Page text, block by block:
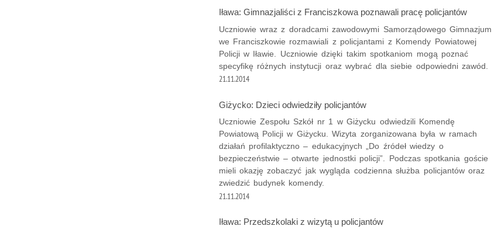
Iława: Gimnazjaliści z Franciszkowa poznawali pracę policjantów
Uczniowie wraz z doradcami zawodowymi Samorządowego Gimnazjum
we Franciszkowie rozmawiali z policjantami z Komendy Powiatowej
Policji w Iławie. Uczniowie dzięki takim spotkaniom mogą poznać
specyfikę różnych instytucji oraz wybrać dla siebie odpowiedni zawód.
21.11.2014
Giżycko: Dzieci odwiedziły policjantów
Uczniowie Zespołu Szkół nr 1 w Giżycku odwiedzili Komendę
Powiatową Policji w Giżycku. Wizyta zorganizowana była w ramach
działań profilaktyczno – edukacyjnych „Do źródeł wiedzy o
bezpieczeństwie – otwarte jednostki policji”. Podczas spotkania goście
mieli okazję zobaczyć jak wygląda codzienna służba policjantów oraz
zwiedzić budynek komendy.
21.11.2014
Iława: Przedszkolaki z wizytą u policjantów